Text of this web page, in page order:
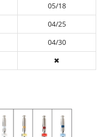
05/18
04/25
04/30
✖